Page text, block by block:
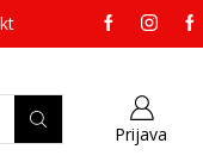
65,00 eura gratis
Prijava